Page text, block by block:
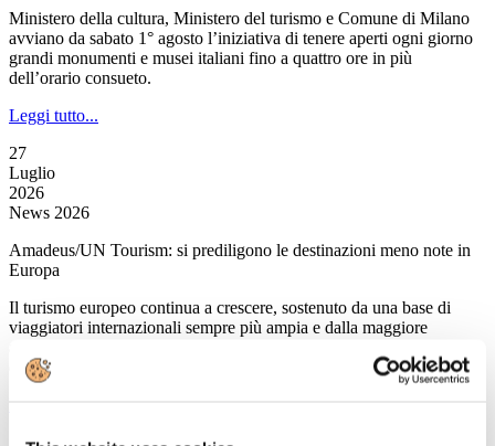
Ministero della cultura, Ministero del turismo e Comune di Milano
avviano da sabato 1° agosto l’iniziativa di tenere aperti ogni giorno
grandi monumenti e musei italiani fino a quattro ore in più
dell’orario consueto.
Leggi tutto...
27
Luglio
2026
News 2026
Amadeus/UN Tourism: si prediligono le destinazioni meno note in
Europa
Il turismo europeo continua a crescere, sostenuto da una base di
viaggiatori internazionali sempre più ampia e dalla maggiore
dalle folle e immuni all’overtourism.
27